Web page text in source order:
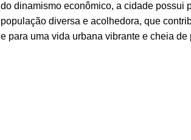
do dinamismo econômico, a cidade possui
população diversa e acolhedora, que
e para uma vida urbana vibrante e cheia